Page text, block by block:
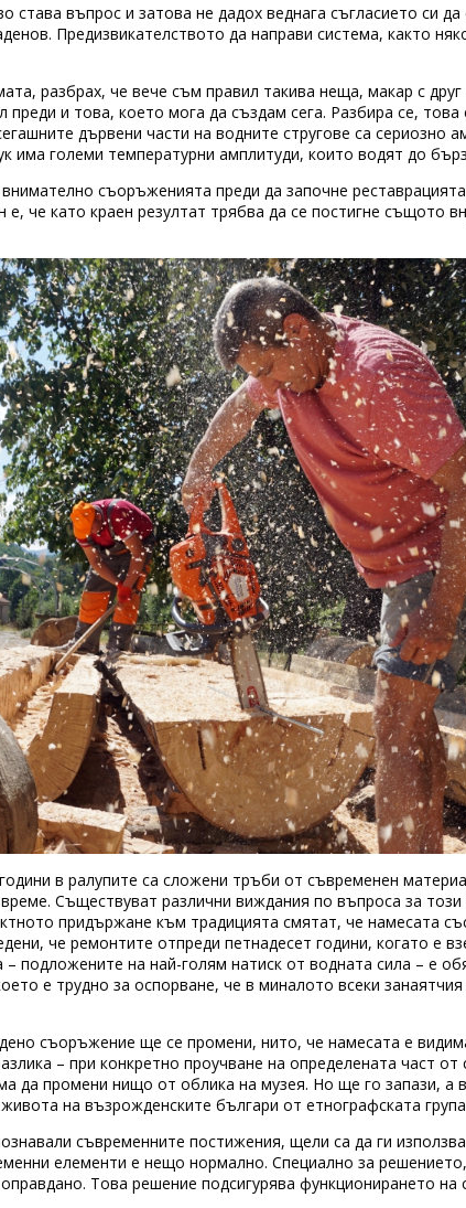
става въпрос и затова не дадох веднага съгласието си
Предизвикателството да направи система, както
разбрах, че вече съм правил такива неща, макар с
и това, което мога да създам сега. Разбира се,
дървени части на водните стругове са сериозно
има големи температурни амплитуди, които водят до
съоръженията преди да започне
че като краен резултат трябва да се постигне същото
в ралупите са сложени тръби от съвременен
Съществуват различни виждания по въпроса за този
придържане към традицията смятат, че намесата
че ремонтите отпреди петнадесет години, когато е
подложените на най-голям натиск от водната сила – е
е трудно за оспорване, че в миналото всеки
съоръжение ще се промени, нито, че намесата е
– при конкретно проучване на определената част
да промени нищо от облика на музея. Но ще го запази, а
на възрожденските българи от етнографската
съвременните постижения, щели са да ги
елементи е нещо нормално. Специално за
Това решение подсигурява функционирането на